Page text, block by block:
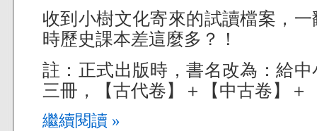
收到小樹文化寄來的試讀檔案，
時歷史課本差這麼多？！
註：正式出版時，書名改為：給
三冊，【古代卷】＋【中古卷】＋
繼續閱讀 »